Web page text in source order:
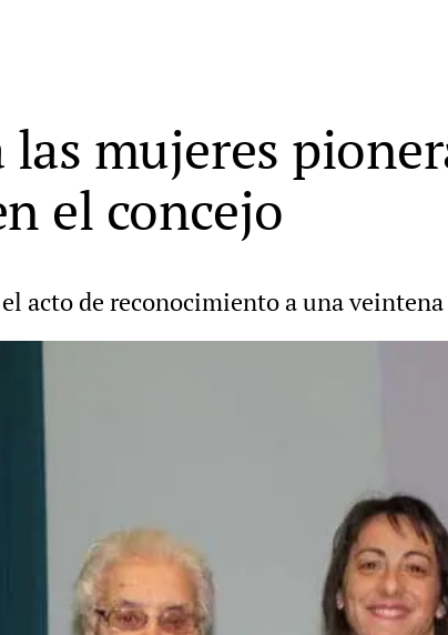
mujeres
el concejo
acto de reconocimiento a una